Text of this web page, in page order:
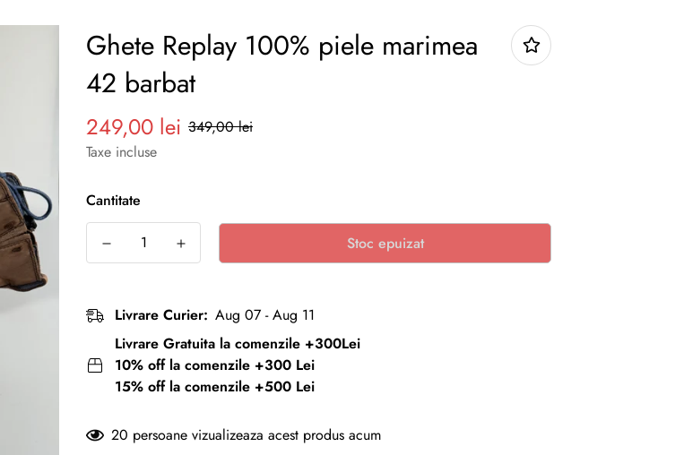
Ghete Replay 100% piele marimea
42 barbat
Preț
redus
249,00 lei
Preț
normal
349,00 lei
Taxe incluse
Cantitate
Stoc epuizat
Livrare Curier: Aug 07 - Aug 11
Livrare Gratuita la comenzile +300Lei
10% off la comenzile +300 Lei
15% off la comenzile +500 Lei
20 persoane vizualizeaza acest produs acum